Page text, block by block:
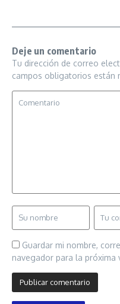
Deje un comentario
Tu dirección de correo
campos obligatorios están
Guardar mi nombre,
navegador para la próxima